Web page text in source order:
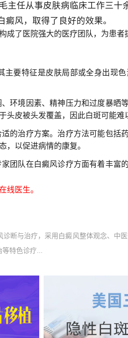
主任从事皮肤病临床工作三
癜风，取得了良好的效果。
了医院强大的医疗团队，为患者
要特征是皮肤局部或全身出现
环境因素、精神压力和过度暴晒
皮被头发覆盖，因此白斑可能难
的治疗方案。治疗方法可能包括
，以促进病情的康复。
团队在白癜风诊疗方面有着丰富
医生。
断与治疗，采用白癜风整体观念、中
特色诊疗...